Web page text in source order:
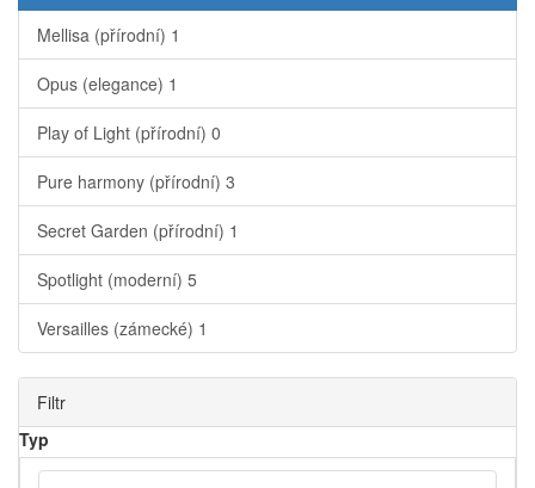
Mellisa (přírodní) 1
Opus (elegance) 1
Play of Light (přírodní) 0
Pure harmony (přírodní) 3
Secret Garden (přírodní) 1
Spotlight (moderní) 5
Versailles (zámecké) 1
Filtr
Typ